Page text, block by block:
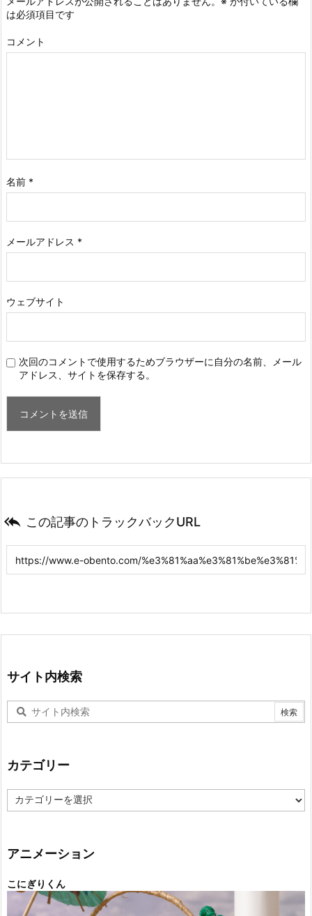
は必須項目です
コメント
名前 *
メールアドレス *
ウェブサイト
次回のコメントで使用するためブラウザーに自分の名前、メール
アドレス、サイトを保存する。
 この記事のトラックバックURL
サイト内検索
カテゴリー
テ
ー
アニメーション
こにぎりくん